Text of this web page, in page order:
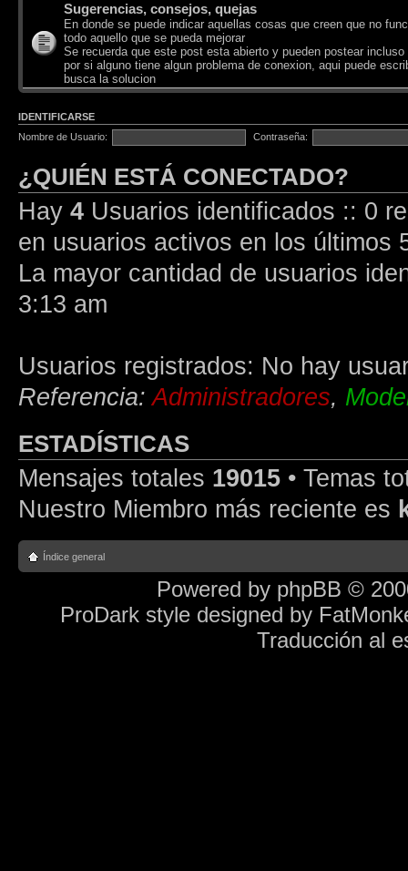
Sugerencias, consejos, quejas
En donde se puede indicar aquellas cosas que creen que no
todo aquello que se pueda mejorar
Se recuerda que este post esta abierto y pueden postear
por si alguno tiene algun problema de conexion, aqui puede
busca la solucion
IDENTIFICARSE
Nombre de Usuario:
Contraseña:
¿QUIÉN ESTÁ CONECTADO?
Hay 4 Usuarios identificados :: 0
en usuarios activos en los últimos
La mayor cantidad de usuarios
3:13 am
Usuarios registrados: No hay
Referencia:Administradores,
ESTADÍSTICAS
Mensajes totales 19015 • Temas
Nuestro Miembro más reciente es
Índice general
Powered by phpBB ©
ProDark style designed by
Traducción al